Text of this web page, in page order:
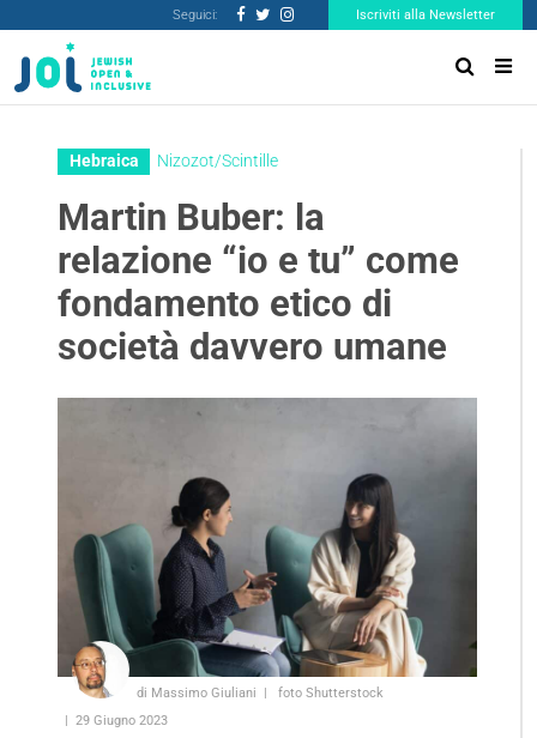
Seguici: Iscriviti alla Newsletter
Hebraica Nizozot/Scintille
Martin Buber: la
relazione “io e tu” come
fondamento etico di
società davvero umane
di Massimo Giuliani
foto Shutterstock
29 Giugno 2023